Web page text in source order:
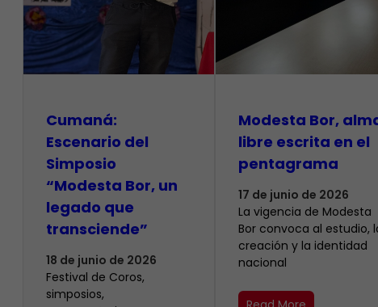
Cumaná:
Escenario del
Simposio
“Modesta Bor, un
legado que
transciende”
18 de junio de 2026
Festival de Coros,
simposios,
Modesta Bor,
libre escrita en el
pentagrama
17 de junio de 2026
La vigencia de Modesta
Bor convoca al estudio,
creación y la identidad
nacional